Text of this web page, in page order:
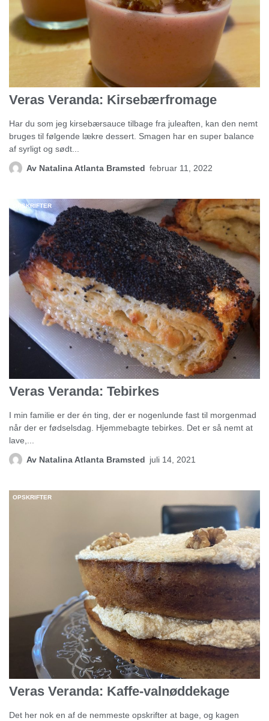
Veras Veranda: Kirsebærfromage
Har du som jeg kirsebærsauce tilbage fra juleaften, kan den nemt
bruges til følgende lækre dessert. Smagen har en super balance
af syrligt og sødt...
Av Natalina Atlanta Bramsted februar 11, 2022
OPSKRIFTER
Veras Veranda: Tebirkes
I min familie er der én ting, der er nogenlunde fast til morgenmad
når der er fødselsdag. Hjemmebagte tebirkes. Det er så nemt at
lave,...
Av Natalina Atlanta Bramsted juli 14, 2021
OPSKRIFTER
Veras Veranda: Kaffe-valnøddekage
Det her nok en af de nemmeste opskrifter at bage, og kagen